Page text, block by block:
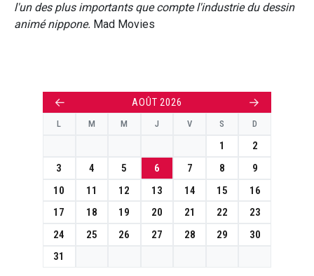
l'un des plus importants que compte l'industrie du dessin
animé nippone. Mad Movies
← AOÛT 2026 →
L M M J V S D
1
2
3
4 5 6 7 8
9
10
11 12 13 14 15
16
17
18 19 20 21 22
23
24
25 26 27 28 29
30
31